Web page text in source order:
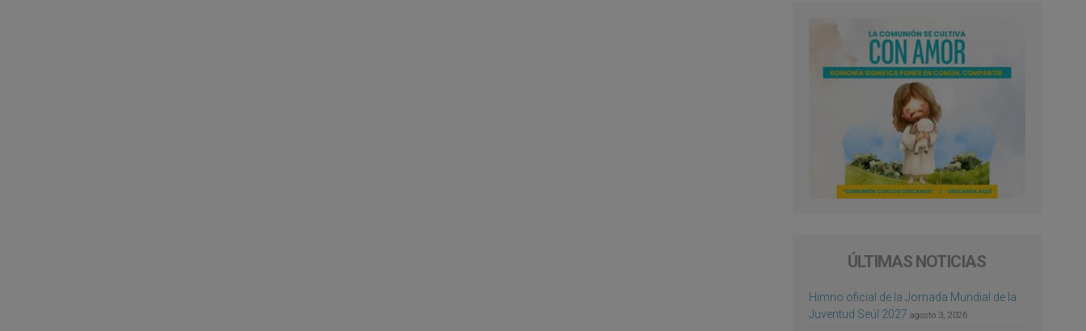
ÚLTIMAS NOTICIAS
Himno oficial de la Jornada Mundial de la
Juventud Seúl 2027 agosto 3, 2026